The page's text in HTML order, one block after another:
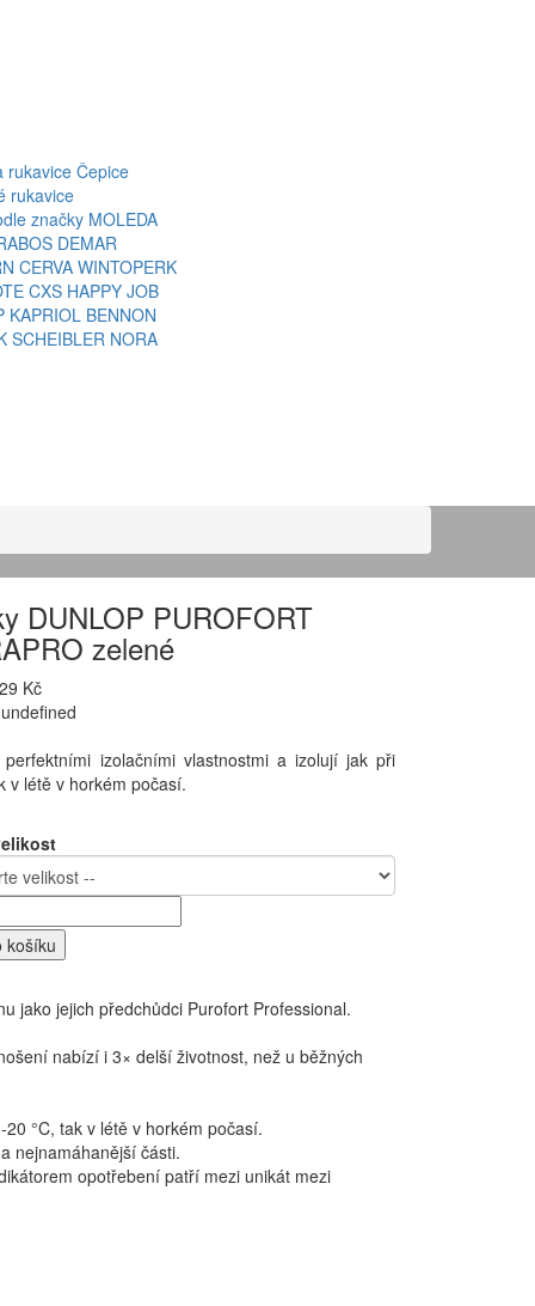
rukavice Čepice
rukavice
značky MOLEDA
DEMAR
CERVA WINTOPERK
CXS HAPPY JOB
KAPRIOL BENNON
SCHEIBLER NORA
DUNLOP PUROFORT
zelené
Kč
izolačními vlastnostmi a izolují jak při
v létě v horkém počasí.
košíku
jako jejich předchůdci Purofort Professional.
nabízí i 3× delší životnost, než u běžných
°C, tak v létě v horkém počasí.
nejnamáhanější části.
opotřebení patří mezi unikát mezi